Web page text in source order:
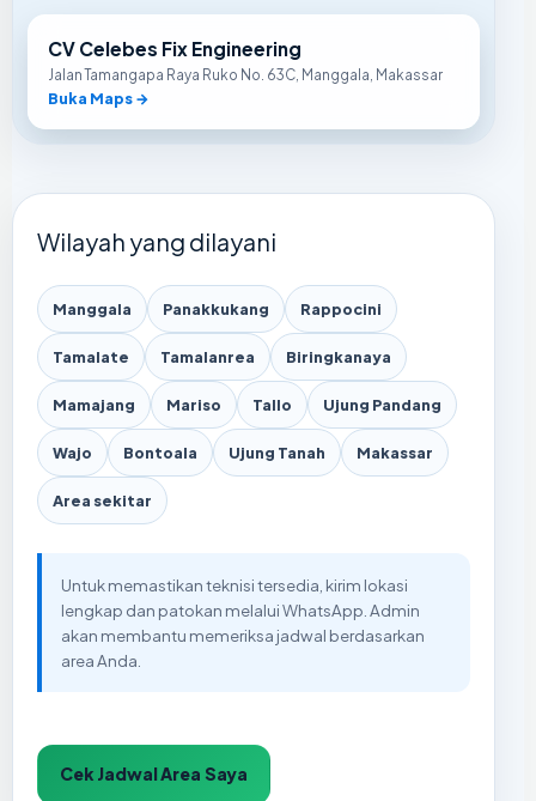
CV Celebes Fix Engineering
Jalan Tamangapa Raya Ruko No. 63C, Manggala, Makassar
Buka Maps →
Wilayah yang dilayani
Manggala Panakkukang Rappocini
Tamalate Tamalanrea Biringkanaya
Mamajang Mariso Tallo Ujung Pandang
Wajo Bontoala Ujung Tanah Makassar
Area sekitar
Untuk memastikan teknisi tersedia, kirim lokasi
lengkap dan patokan melalui WhatsApp. Admin
akan membantu memeriksa jadwal berdasarkan
area Anda.
Cek Jadwal Area Saya